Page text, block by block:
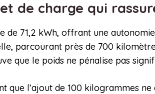
de charge qui
de 71,2 kWh, offrant une
parcourant près de 700
que le poids ne pénalise pas
que l’ajout de 100 kilogrammes